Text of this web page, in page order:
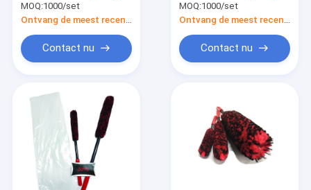
MOQ:1000/set
Contact nu
MOQ:1000/set
Contact nu